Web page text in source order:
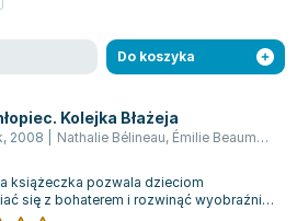
Do koszyka
Kolejka Błażeja
, 2008 Nathalie Bélineau, Émilie Beaumont
książeczka pozwala dzieciom
się z bohaterem i rozwinąć wyobraźnię.
czytelnicy znajdą zagadki ora...